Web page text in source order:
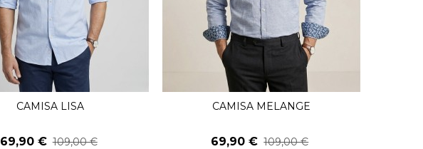
Ver Más
CAMISA LISA
69,90 € 109,00 €
Ver Más
CAMISA MELANGE
69,90 € 109,00 €